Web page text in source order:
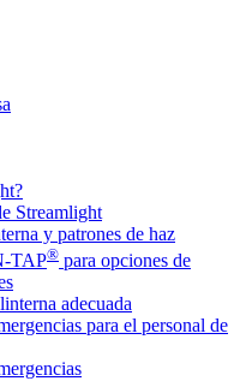
Streamlight
y patrones de haz
TAP® para opciones de
adecuada
para el personal de